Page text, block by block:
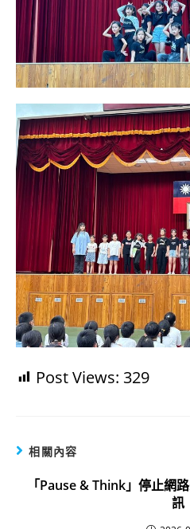
Post Views: 329
相關內容
「Pause & Think」停止網
訊